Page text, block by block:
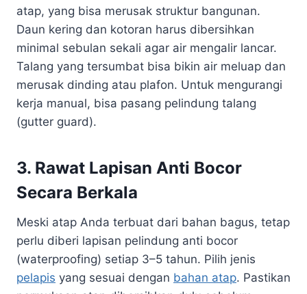
atap, yang bisa merusak struktur bangunan.
Daun kering dan kotoran harus dibersihkan
minimal sebulan sekali agar air mengalir lancar.
Talang yang tersumbat bisa bikin air meluap dan
merusak dinding atau plafon. Untuk mengurangi
kerja manual, bisa pasang pelindung talang
(gutter guard).
3. Rawat Lapisan Anti Bocor
Secara Berkala
Meski atap Anda terbuat dari bahan bagus, tetap
perlu diberi lapisan pelindung anti bocor
(waterproofing) setiap 3–5 tahun. Pilih jenis
pelapis yang sesuai dengan bahan atap. Pastikan